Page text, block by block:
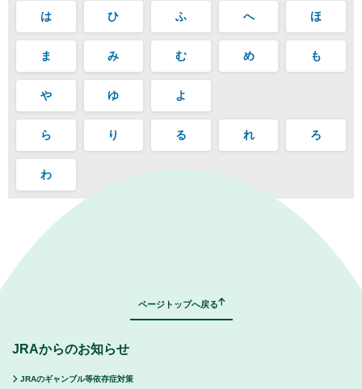
は ひ ふ へ ほ
ま み む め も
や ゆ よ
ら り る れ ろ
わ
ページトップへ戻る
JRAからのお知らせ
JRAのギャンブル等依存症対策